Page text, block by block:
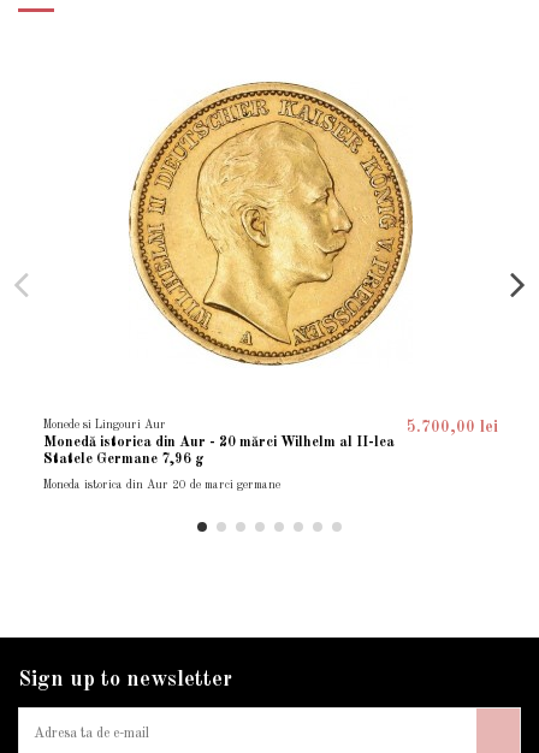
Monede si Lingouri Aur
Monedă istorica din Aur - 20 mărci Wilhelm al II-lea
Statele Germane 7,96 g
5.700,00 lei
Moneda istorica din Aur 20 de marci germane
Sign up to newsletter